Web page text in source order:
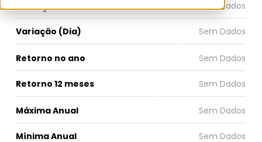
COTAÇÃO B3SA3 HOJE
Variação (Dia)
Retorno no ano
Retorno 12 meses
Máxima Anual
Mínima Anual